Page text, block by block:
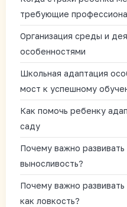
требующие
Организация среды и
особенностями
Школьная адаптация
мост к успешному
Как помочь ребенку
саду
Почему важно
выносливость?
Почему важно
как ловкость?